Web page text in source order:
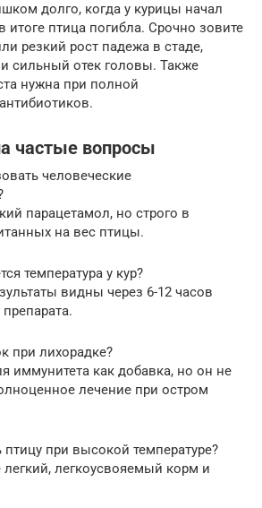
долго, когда у курицы начал
итоге птица погибла. Срочно зовите
резкий рост падежа в стаде,
сильный отек головы. Также
нужна при полной
частые вопросы
человеческие
парацетамол, но строго в
на вес птицы.
температура у кур?
видны через 6-12 часов
при лихорадке?
иммунитета как добавка, но он не
лечение при остром
при высокой температуре?
легкий, легкоусвояемый корм и